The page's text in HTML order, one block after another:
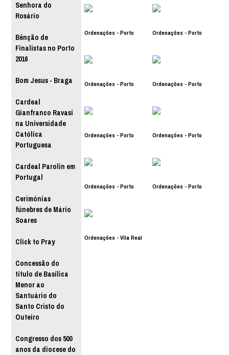
Senhora do
Rosário
Bênção de
Finalistas no Porto
2016
Bom Jesus - Braga
Cardeal
Gianfranco Ravasi
na Universidade
Católica
Portuguesa
Cardeal Parolin em
Portugal
Cerimónias
fúnebres de Mário
Soares
Click to Pray
Concessão do
título de Basílica
Menor ao
Santuário do
Santo Cristo do
Outeiro
Congresso dos 500
anos da diocese do
Ordenações - Porto Ordenações - Porto
Ordenações - Porto Ordenações - Porto
Ordenações - Porto Ordenações - Porto
Ordenações - Porto Ordenações - Porto
Ordenações - Vila Real